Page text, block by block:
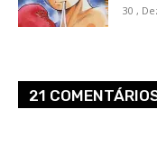
30 ,
21